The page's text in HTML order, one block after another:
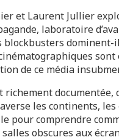
et Laurent Jullier
laboratoire
blockbusters dominent-
sont
de ce média
richement
les continents,
pour comprendre
obscures aux